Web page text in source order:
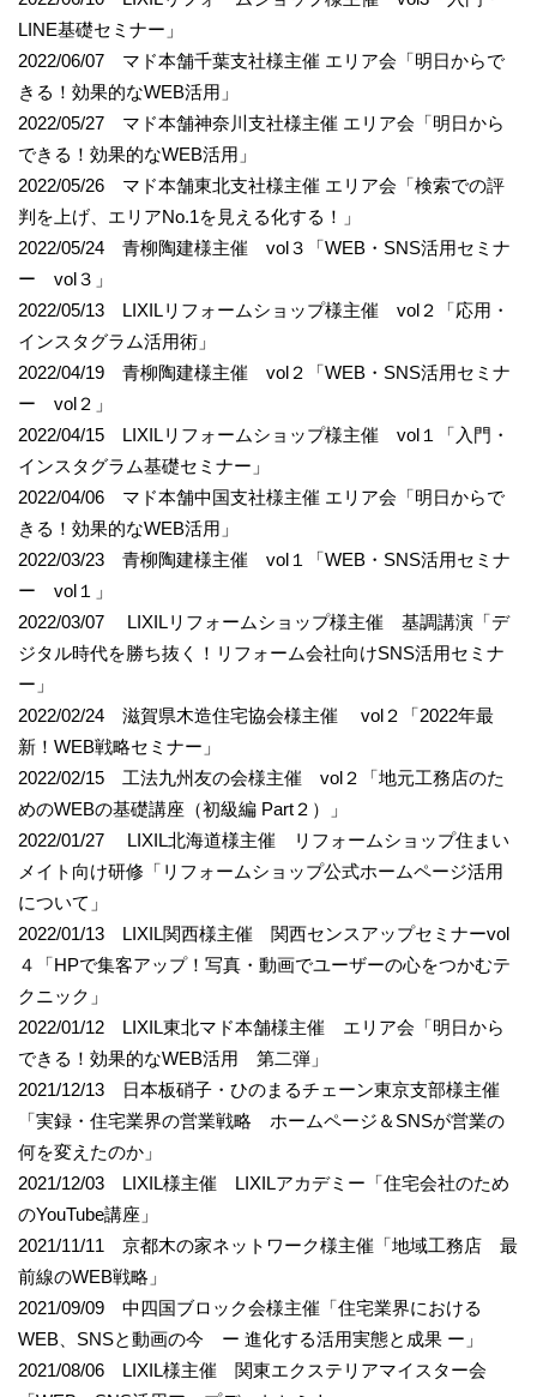
LINE基礎セミナー」
2022/06/07 マド本舗千葉支社様主催 エリア会「明日からで
きる！効果的なWEB活用」
2022/05/27 マド本舗神奈川支社様主催 エリア会「明日から
できる！効果的なWEB活用」
2022/05/26 マド本舗東北支社様主催 エリア会「検索での評
判を上げ、エリアNo.1を見える化する！」
2022/05/24 青柳陶建様主催 vol３「WEB・SNS活用セミナ
ー vol３」
2022/05/13 LIXILリフォームショップ様主催 vol２「応用・
インスタグラム活用術」
2022/04/19 青柳陶建様主催 vol２「WEB・SNS活用セミナ
ー vol２」
2022/04/15 LIXILリフォームショップ様主催 vol１「入門・
インスタグラム基礎セミナー」
2022/04/06 マド本舗中国支社様主催 エリア会「明日からで
きる！効果的なWEB活用」
2022/03/23 青柳陶建様主催 vol１「WEB・SNS活用セミナ
ー vol１」
2022/03/07 LIXILリフォームショップ様主催 基調講演「デ
ジタル時代を勝ち抜く！リフォーム会社向けSNS活用セミナ
ー」
2022/02/24 滋賀県木造住宅協会様主催 vol２「2022年最
新！WEB戦略セミナー」
2022/02/15 工法九州友の会様主催 vol２「地元工務店のた
めのWEBの基礎講座（初級編 Part２）」
2022/01/27 LIXIL北海道様主催 リフォームショップ住まい
メイト向け研修「リフォームショップ公式ホームページ活用
について」
2022/01/13 LIXIL関西様主催 関西センスアップセミナーvol
４「HPで集客アップ！写真・動画でユーザーの心をつかむテ
クニック」
2022/01/12 LIXIL東北マド本舗様主催 エリア会「明日から
できる！効果的なWEB活用 第二弾」
2021/12/13 日本板硝子・ひのまるチェーン東京支部様主催
「実録・住宅業界の営業戦略 ホームページ＆SNSが営業の
何を変えたのか」
2021/12/03 LIXIL様主催 LIXILアカデミー「住宅会社のため
のYouTube講座」
2021/11/11 京都木の家ネットワーク様主催「地域工務店 最
前線のWEB戦略」
2021/09/09 中四国ブロック会様主催「住宅業界における
WEB、SNSと動画の今 ー 進化する活用実態と成果 ー」
2021/08/06 LIXIL様主催 関東エクステリアマイスター会